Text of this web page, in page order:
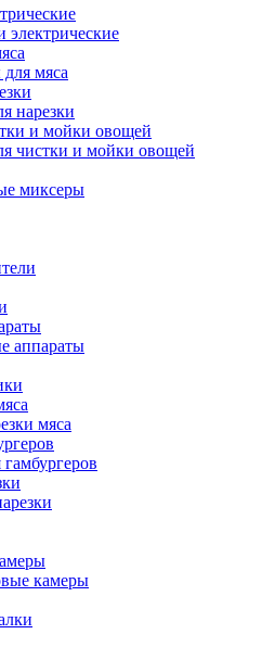
электрические
мяса
нарезки
и мойки овощей
чистки и мойки овощей
миксеры
аппараты
мяса
камеры